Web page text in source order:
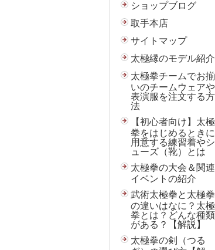
ショップブログ
取手本店
サイトマップ
太極縁のモデル紹介
太極拳チームでお揃
いのチームウェアや
表演服を注文する方
法
【初心者向け】太極
拳をはじめるときに
用意する練習着やシ
ューズ（靴）とは
太極拳の大会＆関連
イベントの紹介
武術太極拳と太極拳
の違いはなに？太極
拳とは？どんな種類
がある？【解説】
太極拳の剣（つる